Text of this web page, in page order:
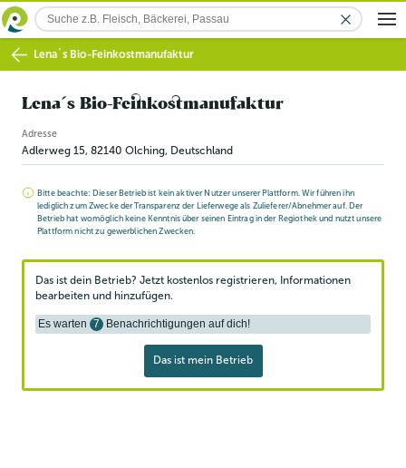
Lena´s Bio-Feinkostmanufaktur
Lena´s Bio-Feinkostmanufaktur
Adresse
Adlerweg 15, 82140 Olching, Deutschland
Bitte beachte: Dieser Betrieb ist kein aktiver Nutzer unserer Plattform. Wir führen ihn
lediglich zum Zwecke der Transparenz der Lieferwege als Zulieferer/Abnehmer auf. Der
Betrieb hat womöglich keine Kenntnis über seinen Eintrag in der Regiothek und nutzt unsere
Plattform nicht zu gewerblichen Zwecken.
Das ist dein Betrieb? Jetzt kostenlos registrieren, Informationen
bearbeiten und hinzufügen.
Es warten 7 Benachrichtigungen auf dich!
Das ist mein Betrieb